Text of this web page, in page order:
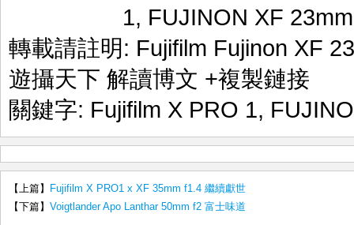
1, FUJINON XF
轉載請註明: Fujifilm Fujinon XF
遊攝天下 解讀博文 +複製鏈接
關鍵字: Fujifilm X PRO 1,
【上篇】
Fujifilm X PRO1 x XF 35mm f1.4 繼續獻世
【下篇】 Voigtlander Apo Lanthar 50mm f2 富士味道